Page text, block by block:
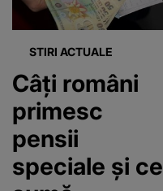
STIRI ACTUALE
Câți români
primesc
pensii
speciale și ce